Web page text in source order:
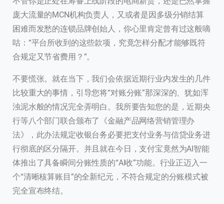
庞大流量的MCN机构负责人，又或者是因多级分销结算
困难而发愁的连锁品牌创始人，你心里肯定曾有过这般嘀
咕：“平台所收到的这些款项，究竟怎样分配才能够既符
合规定又节省费用？”。
不要慌张。就在当下，我们会依据近期行业内发生的几件
比较重大的事情，引导您将“对账分账”那深深的、犹如浑
浊泥水般的情况完全弄明白。我所要告知您的是，近期央
行等八个部门联合颁布了《金融产品网络营销管理办
法》，此办法规定收银台务必要把支付业务与信贷业务进
行彻底的区分隔开。并且就在今日，支付宝竟然为AI智能
体推出了具备瞬间分账性质的“AI收”功能。行业正迈入一
个“清晰核算账目”的全新纪元，不符合规定的分账模式被
完全宣布终结。